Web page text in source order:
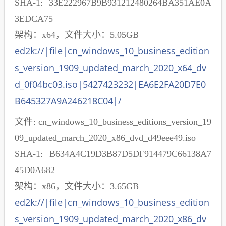
SHA-1: 33E222967B9B931212480264BA351AE0A
3EDCA75
架构：x64，文件大小：5.05GB
ed2k://|file|cn_windows_10_business_edition
s_version_1909_updated_march_2020_x64_dv
d_0f04bc03.iso|5427423232|EA6E2FA20D7E0
B645327A9A246218C04|/
文件: cn_windows_10_business_editions_version_19
09_updated_march_2020_x86_dvd_d49eee49.iso
SHA-1: B634A4C19D3B87D5DF914479C66138A7
45D0A682
架构：x86，文件大小：3.65GB
ed2k://|file|cn_windows_10_business_edition
s_version_1909_updated_march_2020_x86_dv